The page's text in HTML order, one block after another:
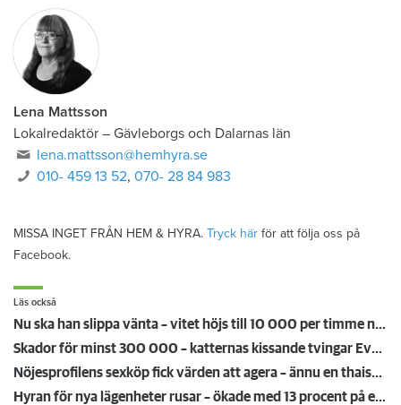
Lena Mattsson
Lokalredaktör – Gävleborgs och Dalarnas län
lena.mattsson@hemhyra.se
010- 459 13 52,070- 28 84 983
MISSA INGET FRÅN HEM & HYRA. Tryck här för att följa oss på
Facebook.
Läs också
Nu ska han slippa vänta – vitet höjs till 10 000 per timme när hissen står still
Skador för minst 300 000 – katternas kissande tvingar Eva att flytta: ”Missförstånd och lögner”
Nöjesprofilens sexköp fick värden att agera – ännu en thaisalong har sagt upp sig
Hyran för nya lägenheter rusar – ökade med 13 procent på ett år